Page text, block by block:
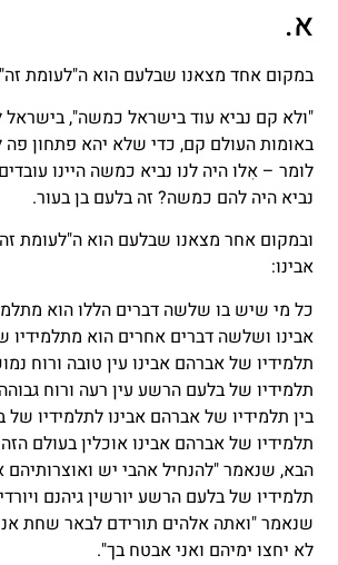
א.
במקום אחד מצאנו שבלעם הוא ה"לעומת
"ולא קם נביא עוד בישראל כמשה",
באומות העולם קם, כדי שלא יהא פתחון פה
לומר – אִלו היה לנו נביא כמשה היינו
נביא היה להם כמשה? זה בלעם בן בעור.
ובמקום אחר מצאנו שבלעם הוא ה"לעומת
אבינו:
כל מי שיש בו שלשה דברים הללו הוא
אבינו ושלשה דברים אחרים הוא
תלמידיו של אברהם אבינו עין טובה ורוח
תלמידיו של בלעם הרשע עין רעה ורוח
בין תלמידיו של אברהם אבינו לתלמידיו
תלמידיו של אברהם אבינו אוכלין בעולם הזה
הבא, שנאמר "להנחיל אהבי יש
תלמידיו של בלעם הרשע יורשין גיהנם
שנאמר "ואתה אלהים תורידם לבאר שחת
לא יחצו ימיהם ואני אבטח בך".